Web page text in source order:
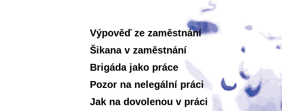
Výpověď ze zaměstnání
Šikana v zaměstnání
Brigáda jako práce
Pozor na nelegální práci
Jak na dovolenou v práci